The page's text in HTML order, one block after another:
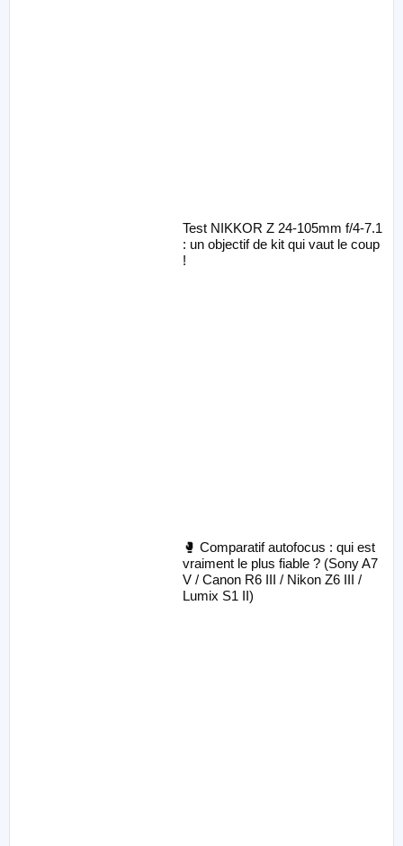
Test NIKKOR Z 24-105mm f/4-7.1
: un objectif de kit qui vaut le coup
!
🥊 Comparatif autofocus : qui est
vraiment le plus fiable ? (Sony A7
V / Canon R6 III / Nikon Z6 III /
Lumix S1 II)